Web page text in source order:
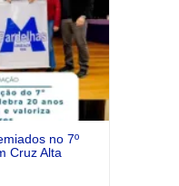
no 7º
Cruz Alta